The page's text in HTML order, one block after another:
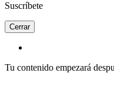
Suscríbete
Cerrar
Tu contenido empezará